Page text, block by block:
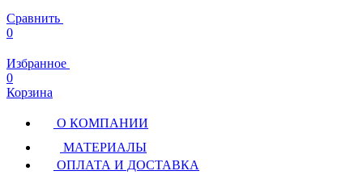
Сравнить
0
Избранное
0
Корзина
О КОМПАНИИ
МАТЕРИАЛЫ
ОПЛАТА И ДОСТАВКА